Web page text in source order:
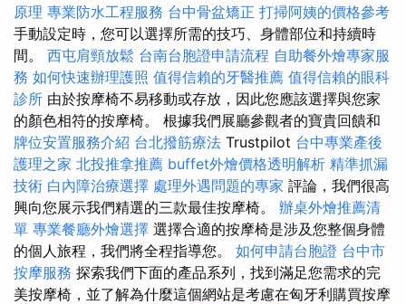
原理 專業防水工程服務 台中骨盆矯正 打掃阿姨的價格參考
手動設定時，您可以選擇所需的技巧、身體部位和持續時
間。 西屯肩頸放鬆 台南台胞證申請流程 自助餐外燴專家服
務 如何快速辦理護照 值得信賴的牙醫推薦 值得信賴的眼科
診所 由於按摩椅不易移動或存放，因此您應該選擇與您家
的顏色相符的按摩椅。 根據我們展廳參觀者的寶貴回饋和
牌位安置服務介紹 台北撥筋療法 Trustpilot 台中專業產後
護理之家 北投推拿推薦 buffet外燴價格透明解析 精準抓漏
技術 白內障治療選擇 處理外遇問題的專家 評論，我們很高
興向您展示我們精選的三款最佳按摩椅。 辦桌外燴推薦清
單 專業餐廳外燴選擇 選擇合適的按摩椅是涉及您整個身體
的個人旅程，我們將全程指導您。 如何申請台胞證 台中市
按摩服務 探索我們下面的產品系列，找到滿足您需求的完
美按摩椅，並了解為什麼這個網站是考慮在匈牙利購買按摩